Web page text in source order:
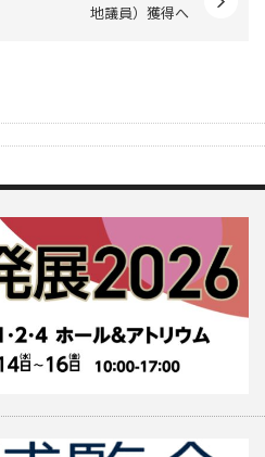
地議員）獲得へ